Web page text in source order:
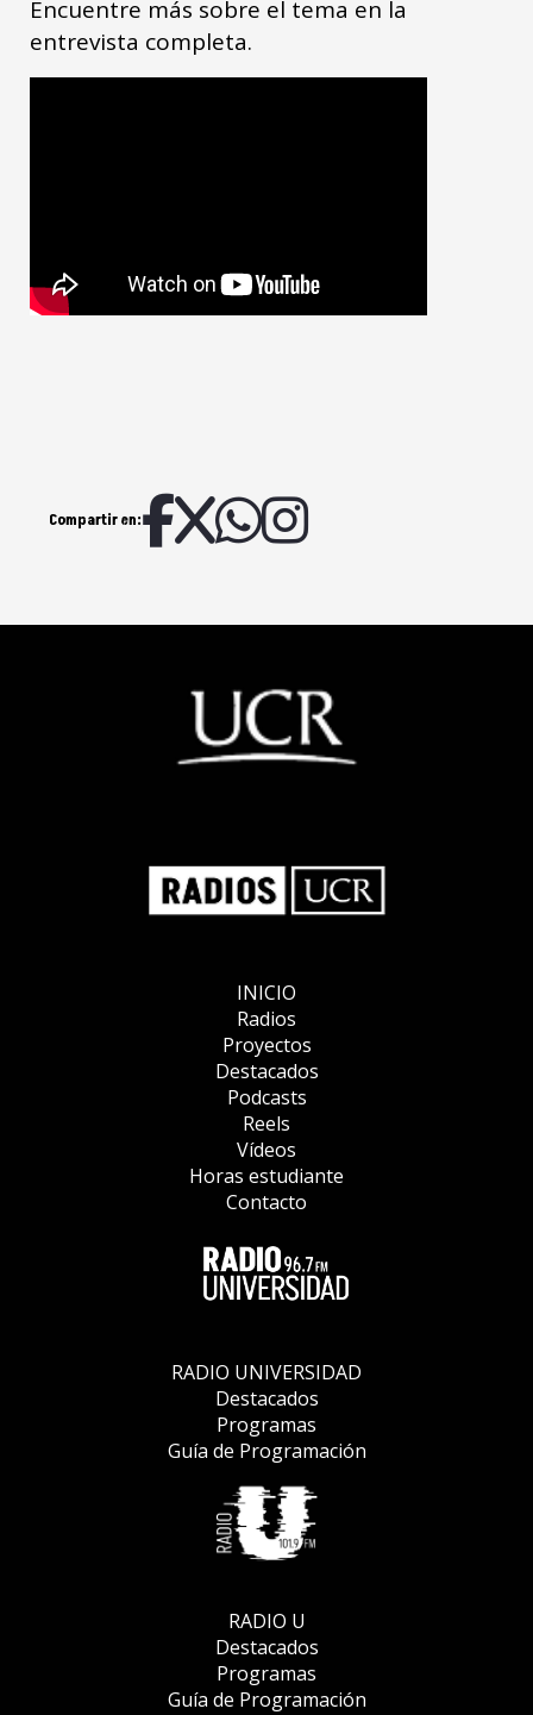
Encuentre más sobre el tema en la
entrevista completa.
Compartir en:
INICIO
Radios
Proyectos
Destacados
Podcasts
Reels
Vídeos
Horas estudiante
Contacto
RADIO UNIVERSIDAD
Destacados
Programas
Guía de Programación
RADIO U
Destacados
Programas
Guía de Programación